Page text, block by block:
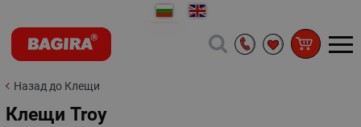
Назад до Клещи
Клещи Troy